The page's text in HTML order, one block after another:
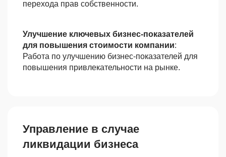
перехода прав собственности.
Улучшение ключевых бизнес-показателей
для повышения стоимости компании:
Работа по улучшению бизнес-показателей для
повышения привлекательности на рынке.
Управление в случае
ликвидации бизнеса